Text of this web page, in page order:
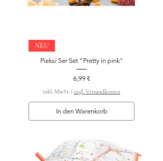
NEU
Pieksi 5er Set "Pretty in pink"
Preis
6,99 €
inkl. MwSt. zzgl. Versandkosten
In den Warenkorb